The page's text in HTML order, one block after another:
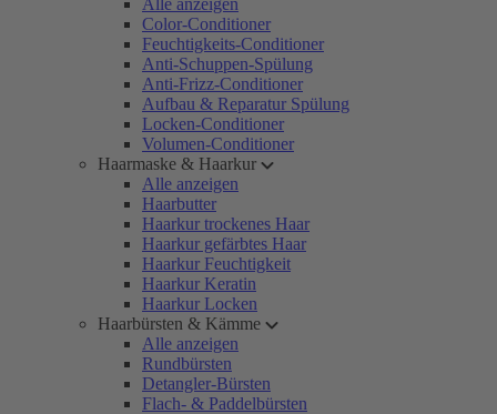
Alle anzeigen
Color-Conditioner
Feuchtigkeits-Conditioner
Anti-Schuppen-Spülung
Anti-Frizz-Conditioner
Aufbau & Reparatur Spülung
Locken-Conditioner
Volumen-Conditioner
Haarmaske & Haarkur
Alle anzeigen
Haarbutter
Haarkur trockenes Haar
Haarkur gefärbtes Haar
Haarkur Feuchtigkeit
Haarkur Keratin
Haarkur Locken
Haarbürsten & Kämme
Alle anzeigen
Rundbürsten
Detangler-Bürsten
Flach- & Paddelbürsten